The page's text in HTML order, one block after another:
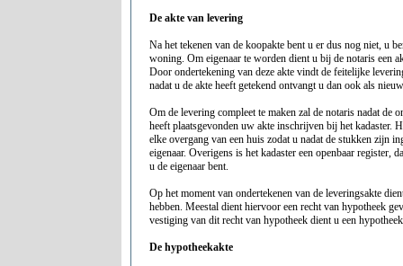
De akte van levering
Na het tekenen van de koopakte bent u er dus nog niet, u
woning. Om eigenaar te worden dient u bij de notaris een
Door ondertekening van deze akte vindt de feitelijke
nadat u de akte heeft getekend ontvangt u dan ook als
Om de levering compleet te maken zal de notaris nadat de
heeft plaatsgevonden uw akte inschrijven bij het kadaster.
elke overgang van een huis zodat u nadat de stukken zijn
eigenaar. Overigens is het kadaster een openbaar register,
u de eigenaar bent.
Op het moment van ondertekenen van de leveringsakte
hebben. Meestal dient hiervoor een recht van hypotheek
vestiging van dit recht van hypotheek dient u een
De hypotheekakte